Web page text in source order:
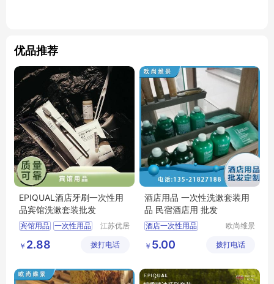
优品推荐
EPIQUAL酒店牙刷一次性用
品宾馆洗漱套装批发
宾馆用品 一次性用品
江苏优居
有限公司
￥ 2.88 拨打电话
酒店用品 一次性洗漱套装用
品 民宿酒店用 批发
酒店一次性用品
酒店一次性香皂洗发水
酒店洗漱套装
欧尚维景
际酒店用
￥ 5.00 拨打电话